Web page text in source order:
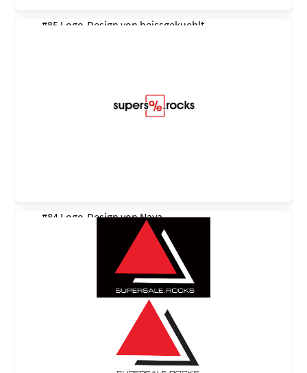
#85 Logo-Design von heissgekuehlt
#84 Logo-Design vonNaya